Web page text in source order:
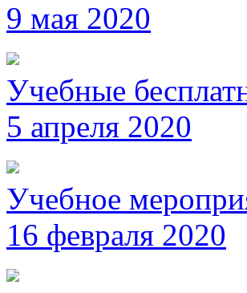
9 мая 2020
Учебные
5 апреля 2020
Учебное
16 февраля 2020